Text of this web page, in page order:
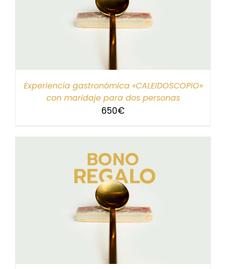
Experiencia gastronómica «CALEIDOSCOPIO»
con maridaje para dos personas
650€